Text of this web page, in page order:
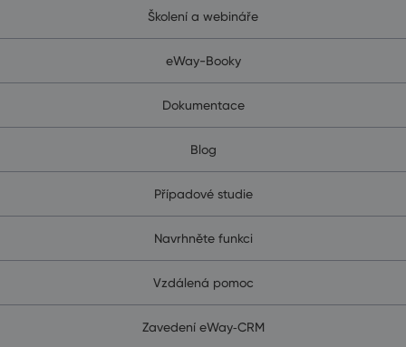
Školení a webináře
eWay-Booky
Dokumentace
Blog
Případové studie
Navrhněte funkci
Vzdálená pomoc
Zavedení eWay‑CRM